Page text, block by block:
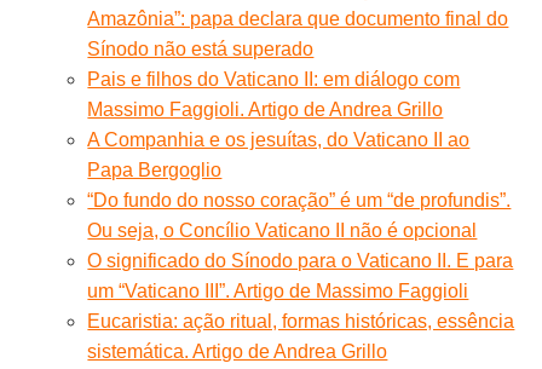
Amazônia”: papa declara que documento final do
Sínodo não está superado
Pais e filhos do Vaticano II: em diálogo com
Massimo Faggioli. Artigo de Andrea Grillo
A Companhia e os jesuítas, do Vaticano II ao
Papa Bergoglio
“Do fundo do nosso coração” é um “de profundis”.
Ou seja, o Concílio Vaticano II não é opcional
O significado do Sínodo para o Vaticano II. E para
um “Vaticano III”. Artigo de Massimo Faggioli
Eucaristia: ação ritual, formas históricas, essência
sistemática. Artigo de Andrea Grillo